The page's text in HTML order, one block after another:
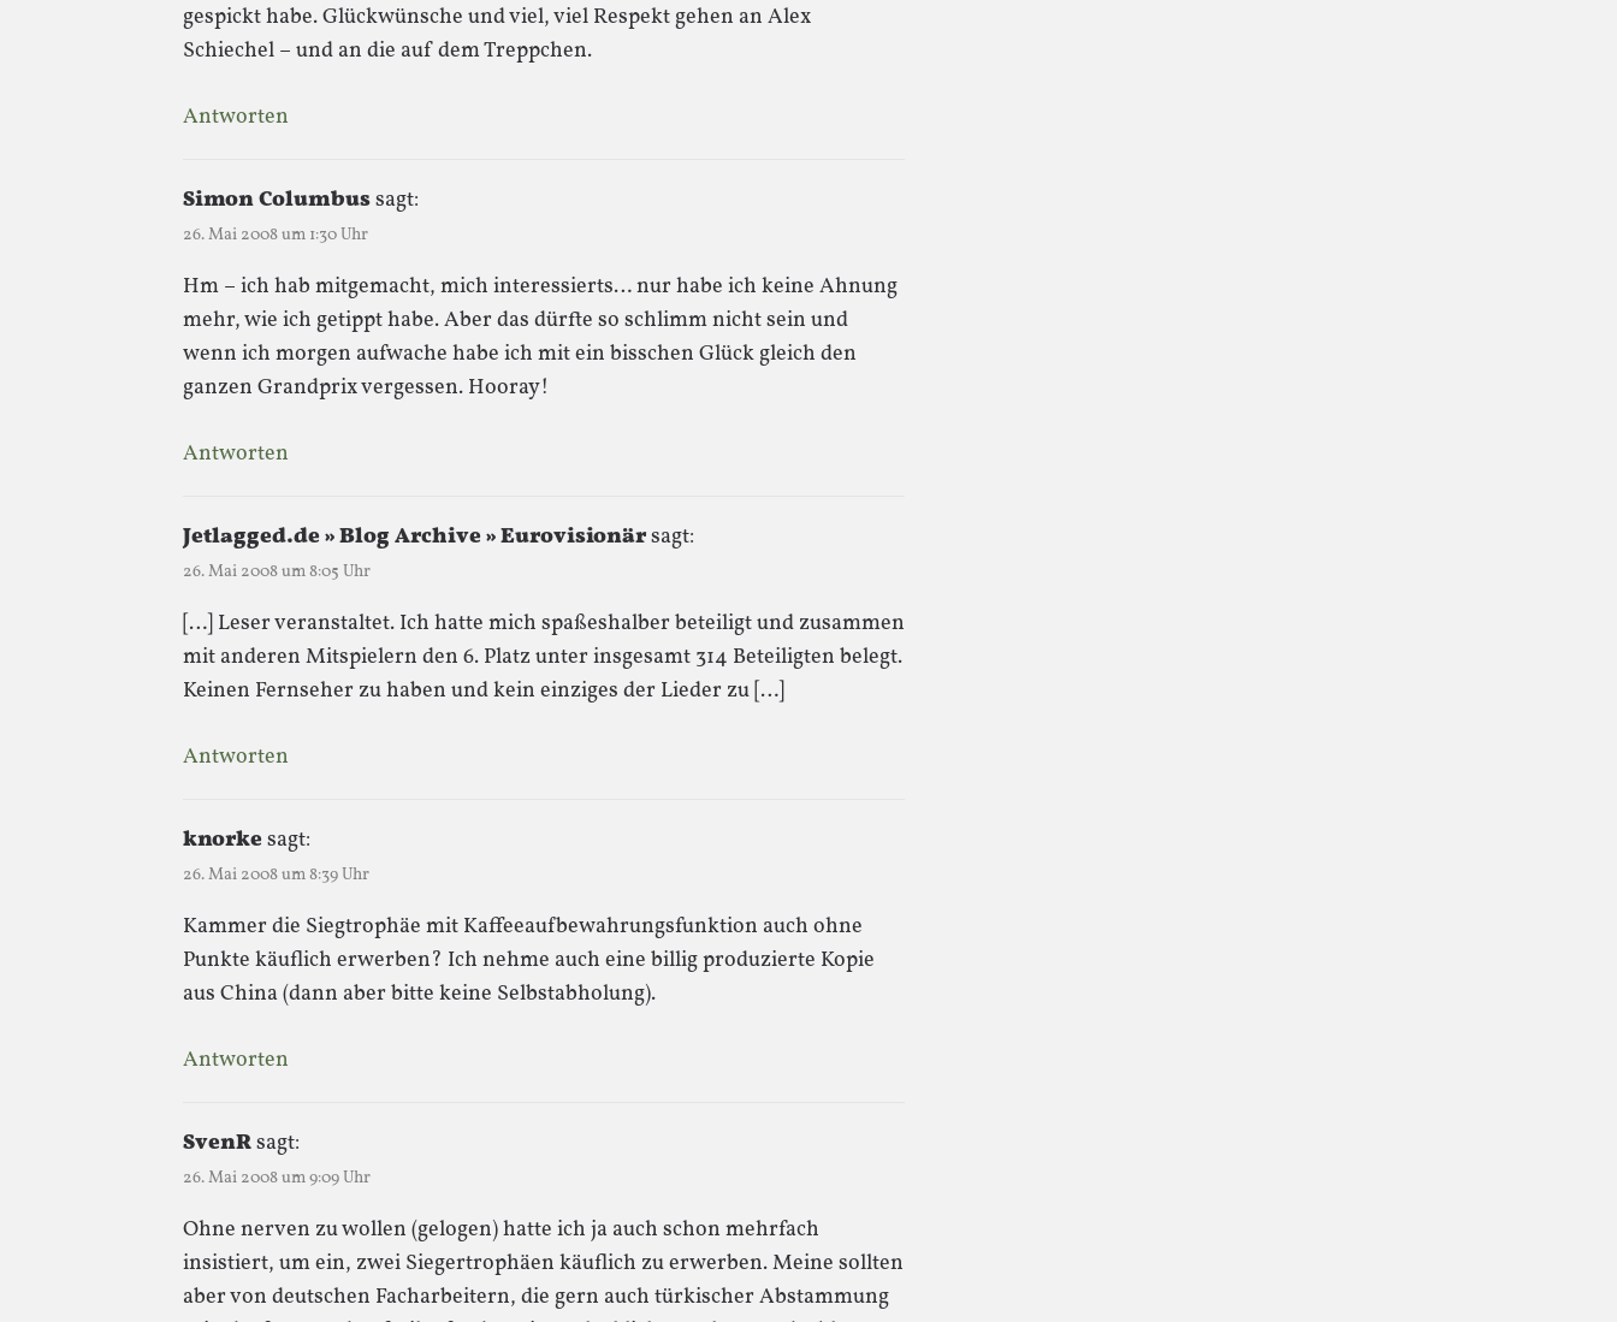
gespickt habe. Glückwünsche und viel, viel Respekt gehen an Alex
Schiechel – und an die auf dem Treppchen.
Antworten
Simon Columbussagt:
26. Mai 2008 um 1:30 Uhr
Hm – ich hab mitgemacht, mich interessierts… nur habe ich keine Ahnung
mehr, wie ich getippt habe. Aber das dürfte so schlimm nicht sein und
wenn ich morgen aufwache habe ich mit ein bisschen Glück gleich den
ganzen Grandprix vergessen. Hooray!
Antworten
Jetlagged.de » Blog Archive » Eurovisionärsagt:
26. Mai 2008 um 8:05 Uhr
[…] Leser veranstaltet. Ich hatte mich spaßeshalber beteiligt und zusammen
mit anderen Mitspielern den 6. Platz unter insgesamt 314 Beteiligten belegt.
Keinen Fernseher zu haben und kein einziges der Lieder zu […]
Antworten
knorkesagt:
26. Mai 2008 um 8:39 Uhr
Kammer die Siegtrophäe mit Kaffeeaufbewahrungsfunktion auch ohne
Punkte käuflich erwerben? Ich nehme auch eine billig produzierte Kopie
aus China (dann aber bitte keine Selbstabholung).
Antworten
SvenRsagt:
26. Mai 2008 um 9:09 Uhr
Ohne nerven zu wollen (gelogen) hatte ich ja auch schon mehrfach
insistiert, um ein, zwei Siegertrophäen käuflich zu erwerben. Meine sollten
aber von deutschen Facharbeitern, die gern auch türkischer Abstammung